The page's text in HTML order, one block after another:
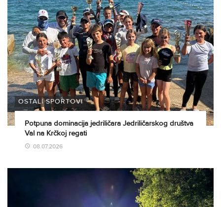
OSTALI SPORTOVI
Potpuna dominacija jedriličara Jedriličarskog društva
Val na Krčkoj regati
08.07.2026